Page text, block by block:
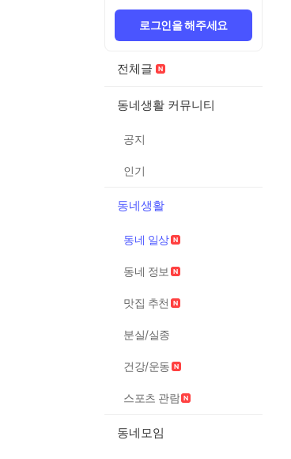
로그인을 해주세요
전체글
동네생활 커뮤니티
공지
인기
동네생활
동네 일상
동네 정보
맛집 추천
분실/실종
건강/운동
스포츠 관람
동네모임